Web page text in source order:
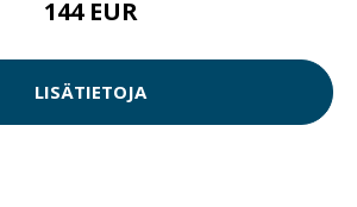
144 EUR
LISÄTIETOJA